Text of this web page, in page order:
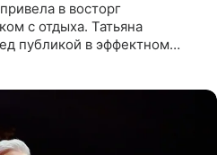
в восторг
с отдыха. Татьяна
публикой в эффектном